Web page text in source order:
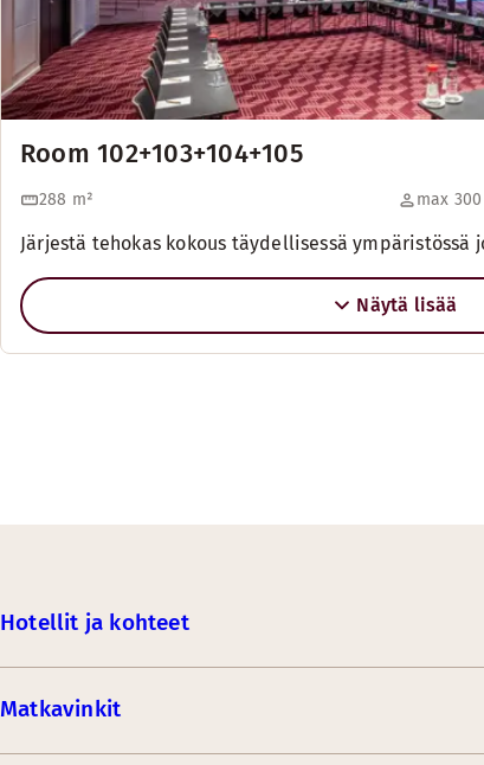
Room 102+103+104+105
288 m² max
Järjestä tehokas kokous täydellisessä ympäristössä
Näytä lisää
Hotellit ja kohteet
Matkavinkit